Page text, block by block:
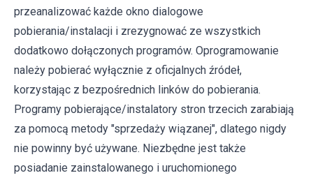
przeanalizować każde okno dialogowe
pobierania/instalacji i zrezygnować ze wszystkich
dodatkowo dołączonych programów. Oprogramowanie
należy pobierać wyłącznie z oficjalnych źródeł,
korzystając z bezpośrednich linków do pobierania.
Programy pobierające/instalatory stron trzecich zarabiają
za pomocą metody "sprzedaży wiązanej", dlatego nigdy
nie powinny być używane. Niezbędne jest także
posiadanie zainstalowanego i uruchomionego